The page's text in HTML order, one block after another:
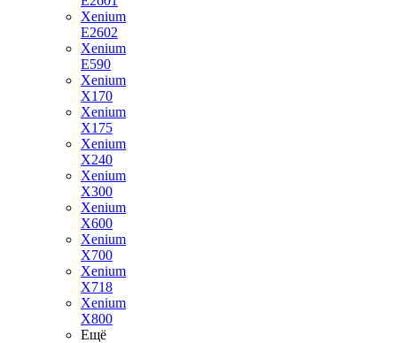
Xenium
E2602
Xenium
E590
Xenium
X170
Xenium
X175
Xenium
X240
Xenium
X300
Xenium
X600
Xenium
X700
Xenium
X718
Xenium
X800
Ещё